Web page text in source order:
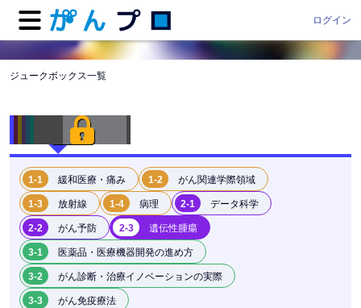
ログイン
ジュークボックス一覧
1-1 緩和医療・痛み 1-2 がん関連学際領域
1-3 放射線 1-4 病理 2-1 データ科学
2-2 がん予防 2-3 遺伝性腫瘍
3-1 医薬品・医療機器開発の進め方
3-2 がん診断・治療イノベーションの実際
3-3 がん免疫療法